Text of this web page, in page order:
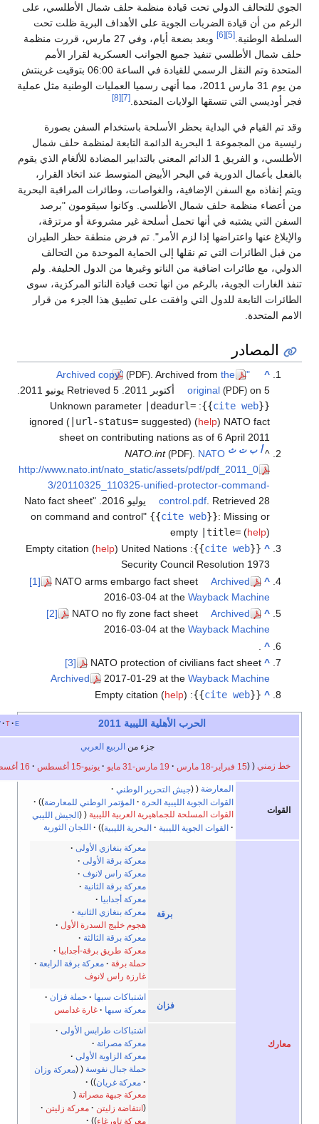
الدولي تحت قيادة منظمة حلف شمال الأطلسي، على
قيادة الضربات الجوية على الأهداف البرية ظلت تحت
[5]
وبعد بضعة أيام، وفي 27 مارس، قررت منظمة
تنفيذ جميع الجوانب العسكرية لقرار الأمم
المتحدة وتم النقل الرسمي للقيادة في الساعة 06:00 بتوقيت غرينتش
من يوم 31 مارس 2011، مما أنهى رسميا العمليات الوطنية مثل عملية
تنسقها الولايات المتحدة.[7]
[8]
في البداية بحظر الأسلحة باستخدام السفن بصورة
رئيسية من المجموعة 1 البحرية الدائمة التابعة لمنظمة حلف شمال
الأطلسي، و الفريق 1 الدائم المعني بالتدابير المضادة للألغام الذي يقوم
الدورية في البحر الأبيض المتوسط عند اتخاذ القرار،
السفن الإضافية، والغواصات، وطائرات المراقبة البحرية
حلف شمال الأطلسي. وكانوا سيقومون "برصد
في أنها تحمل أسلحة غير مشروعة أو مرتزقة،
واعتراضها إذا لزم الأمر". تم فرض منطقة حظر الطيران
التي تم نقلها إلى الحماية الموحدة من التحالف
اضافية من الناتو وغيرها من الدول الحليفة. ولم
الجوية، بالرغم من انها تحت قيادة الناتو المركزية، سوى
للدول التي وافقت على تطبيق هذا الجزء من قرار
(PDF). Archived from
original
. Retrieved 5 يونيو 2011
.
}}
:
Unknown parameter|deadurl=
ignored (|url-status=suggested) (help
sheet on contributing nations as of 6 April
NATO.int (PDF).NATO
http://www.nato.int/nato_static/assets/pdf/
3/20110325_110325-unified-protector-
control.pdf
.
Nato fact sheet
on command and control {{cite web
empty|title=
cite web
}}
:
Empty citation (help)United Nations
Security Council Resolution
[1]
NATO arms embargo fact sheet
Archived
2016-03-04 at theWayback
[2]
NATO no fly zone fact sheet
Archived
2016-03-04 at theWayback
[3]
NATO protection of civilians fact
Archived
2017-01-29 at theWayback
cite web
}}
:
Empty citation ( help)
الحرب الأهلية الليبية 2011
الربيع العربي
19 مارس-31 مايو يونيو-15 أغسطس 16 أغسطس-23 أكتوبر
جيش التحرير الوطني
القوات الجوية الليبية الحرة
المؤتمر الوطني للمعارضة
القوات المسلحة للجماهيرية العربية الليبية
الجيش الليبي
القوات الجوية الليبية
البحرية الليبية اللجان الثورية
معركة بنغازي الأولى
معركة بنغازي الثانية
هجوم خليج السدرة الأول
معركة طريق برقة-أجدابيا
معركة برقة الرابعة
حملة فزان
معركة سبها
غارة غدامس
اشتباكات طرابس الأولى
معركة الزاوية الأولى
معركة وزان
معركة جبهة مصراتة
معركة زليتن